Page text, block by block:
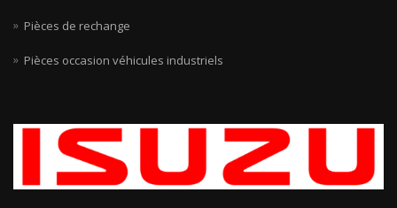
Pièces de rechange
Pièces occasion véhicules industriels